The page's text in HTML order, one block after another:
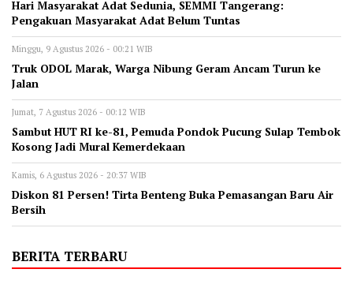
Hari Masyarakat Adat Sedunia, SEMMI Tangerang:
Pengakuan Masyarakat Adat Belum Tuntas
Minggu, 9 Agustus 2026 - 00:21 WIB
Truk ODOL Marak, Warga Nibung Geram Ancam Turun ke
Jalan
Jumat, 7 Agustus 2026 - 00:12 WIB
Sambut HUT RI ke-81, Pemuda Pondok Pucung Sulap Tembok
Kosong Jadi Mural Kemerdekaan
Kamis, 6 Agustus 2026 - 20:37 WIB
Diskon 81 Persen! Tirta Benteng Buka Pemasangan Baru Air
Bersih
BERITA TERBARU